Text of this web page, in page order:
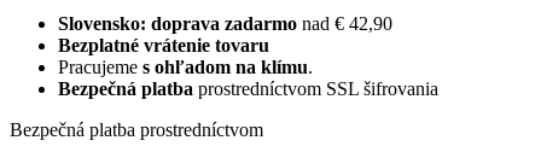
Slovensko: doprava zadarmo nad € 42,90
Bezplatné vrátenie tovaru
Pracujeme s ohľadom na klímu.
Bezpečná platba prostredníctvom SSL šifrovania
Bezpečná platba prostredníctvom